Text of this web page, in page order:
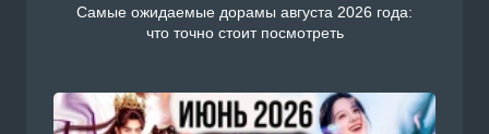
Самые ожидаемые дорамы августа 2026 года:
что точно стоит посмотреть